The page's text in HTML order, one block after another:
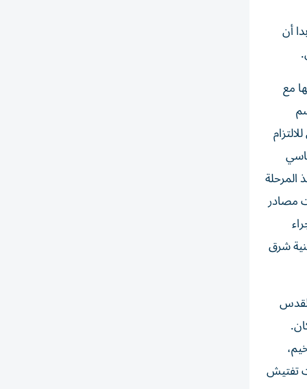
أن
مع
المرحلة
مصادر
سكنية شرق
تفتيش